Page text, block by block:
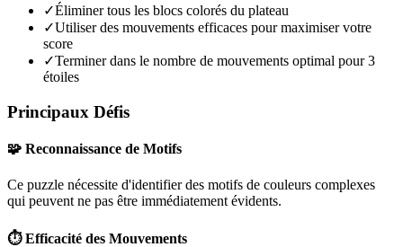
✓Éliminer tous les blocs colorés du plateau
✓Utiliser des mouvements efficaces pour maximiser votre
score
✓Terminer dans le nombre de mouvements optimal pour 3
étoiles
Principaux Défis
🧩 Reconnaissance de Motifs
Ce puzzle nécessite d'identifier des motifs de couleurs complexes
qui peuvent ne pas être immédiatement évidents.
⏱️ Efficacité des Mouvements